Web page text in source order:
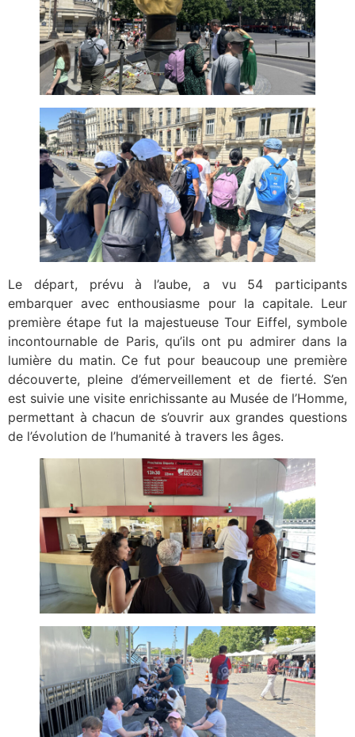
Le départ, prévu à l’aube, a vu 54 participants
embarquer avec enthousiasme pour la capitale. Leur
première étape fut la majestueuse Tour Eiffel, symbole
incontournable de Paris, qu’ils ont pu admirer dans la
lumière du matin. Ce fut pour beaucoup une première
découverte, pleine d’émerveillement et de fierté. S’en
est suivie une visite enrichissante au Musée de l’Homme,
permettant à chacun de s’ouvrir aux grandes questions
de l’évolution de l’humanité à travers les âges.